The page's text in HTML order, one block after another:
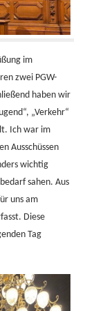
im
zwei PGW-
haben wir
„Verkehr“
Ich war im
Ausschüssen
wichtig
sahen. Aus
uns am
Diese
Tag